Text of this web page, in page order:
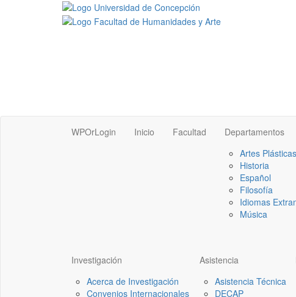
WPOrLogin Inicio Facultad
Departamentos
Artes Plásticas
Historia
Español
Filosofía
Idiomas
Música
Investigación
Acerca de Investigación
Convenios Internacionales
Asistencia
Asistencia Técnica
DECAP